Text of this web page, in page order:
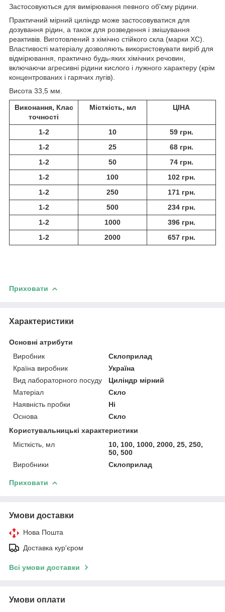
Застосовуються для вимірювання певного об'єму рідини.
Практичний мірний циліндр може застосовуватися для
дозування рідин, а також для розведення і змішування
реактивів. Виготовлений з хімічно стійкого скла (марки ХС).
Властивості матеріалу дозволяють використовувати виріб для
відмірювання, практично будь-яких хімічних речовин,
включаючи агресивні рідини кислого і лужного характеру (крім
концентрованих і гарячих лугів).
Висота 33,5 мм.
Виконання, Клас
точності
Місткість, мл ЦІНА
1-2 10
59 грн.
1-2
25
68 грн.
1-2
50
74 грн.
1-2
100
102 грн.
1-2
250
171 грн.
1-2
500
234 грн.
1-2
1000
396 грн.
1-2
2000 657 грн.
Приховати
Характеристики
Основні атрибути
Виробник
Склоприлад
Країна виробник
Україна
Вид лабораторного посуду
Циліндр мірний
Матеріал
Скло
Наявність пробки
Ні
Основа
Скло
Користувальницькі характеристики
Місткість, мл
10, 100, 1000, 2000, 25, 250,
50, 500
Виробники
Склоприлад
Приховати
Умови доставки
Нова Пошта
Доставка кур'єром
Всі умови доставки
Умови оплати